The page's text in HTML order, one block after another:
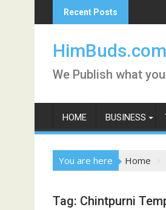
to
Recent Posts
Darshan Live
HimBuds.com
We Publish what
HOME BUSINESS
You are here Home
Tag: Chintpurni